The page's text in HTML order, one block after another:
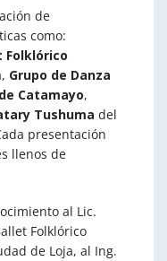
de
como:
Folklórico
Grupo de Danza
Catamayo,
Tushuma del
presentación
llenos de
al Lic.
Folklórico
de Loja, al Ing.